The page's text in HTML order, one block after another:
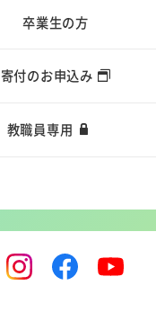
卒業生の方
寄付のお申込み
教職員専用